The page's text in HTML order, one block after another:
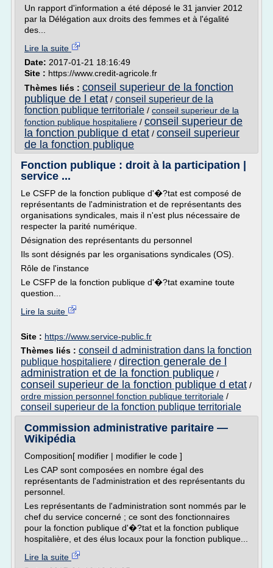
Un rapport d'information a été déposé le 31 janvier 2012
par la Délégation aux droits des femmes et à l'égalité
des...
Lire la suite
Date: 2017-01-21 18:16:49
Site : https://www.credit-agricole.fr
Thèmes liés : conseil superieur de la fonction
publique de l etat / conseil superieur de la
fonction publique territoriale / conseil superieur de la
fonction publique hospitaliere / conseil superieur de
la fonction publique d etat / conseil superieur
de la fonction publique
Fonction publique : droit à la participation |
service ...
Le CSFP de la fonction publique d'�?tat est composé de
représentants de l'administration et de représentants des
organisations syndicales, mais il n'est plus nécessaire de
respecter la parité numérique.
Désignation des représentants du personnel
Ils sont désignés par les organisations syndicales (OS).
Rôle de l'instance
Le CSFP de la fonction publique d'�?tat examine toute
question...
Lire la suite
Site : https://www.service-public.fr
Thèmes liés : conseil d administration dans la fonction
publique hospitaliere / direction generale de l
administration et de la fonction publique /
conseil superieur de la fonction publique d etat /
ordre mission personnel fonction publique territoriale /
conseil superieur de la fonction publique territoriale
Commission administrative paritaire —
Wikipédia
Composition[ modifier | modifier le code ]
Les CAP sont composées en nombre égal des
représentants de l'administration et des représentants du
personnel.
Les représentants de l'administration sont nommés par le
chef du service concerné ; ce sont des fonctionnaires
pour la fonction publique d'�?tat et la fonction publique
hospitalière, et des élus locaux pour la fonction publique...
Lire la suite